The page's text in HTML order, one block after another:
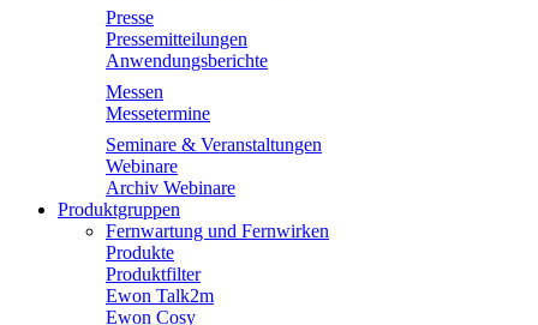
Presse
Pressemitteilungen
Anwendungsberichte
Messen
Messetermine
Seminare & Veranstaltungen
Webinare
Archiv Webinare
Produktgruppen
Fernwartung und Fernwirken
Produkte
Produktfilter
Ewon Talk2m
Ewon Cosy